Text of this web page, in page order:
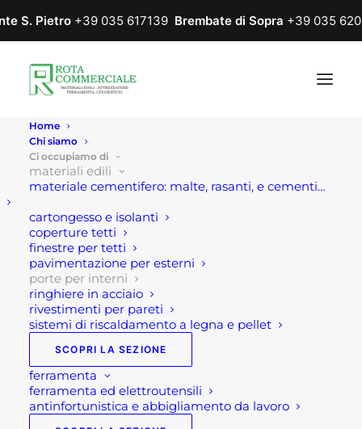
S. Pietro +39 035 617139 Brembate di Sopra +39 035
Home
Chi siamo
Ci occupiamo di
materiali edili
materiale cementifero: malte, rasanti, e cementi…
cartongesso e isolanti
coperture tetti
finestre per tetti
pavimentazione per esterni
porte per interni
ringhiere in acciaio
rivestimenti per pareti
sistemi di riscaldamento a legna e pellet
SCOPRI LA SEZIONE
ferramenta
ferramenta ed elettroutensili
antinfortunistica e abbigliamento da lavoro
Porte per interni
Home Materiali edili Porte per interni